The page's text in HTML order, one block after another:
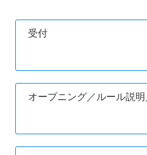
受付
オープニング／ルール説